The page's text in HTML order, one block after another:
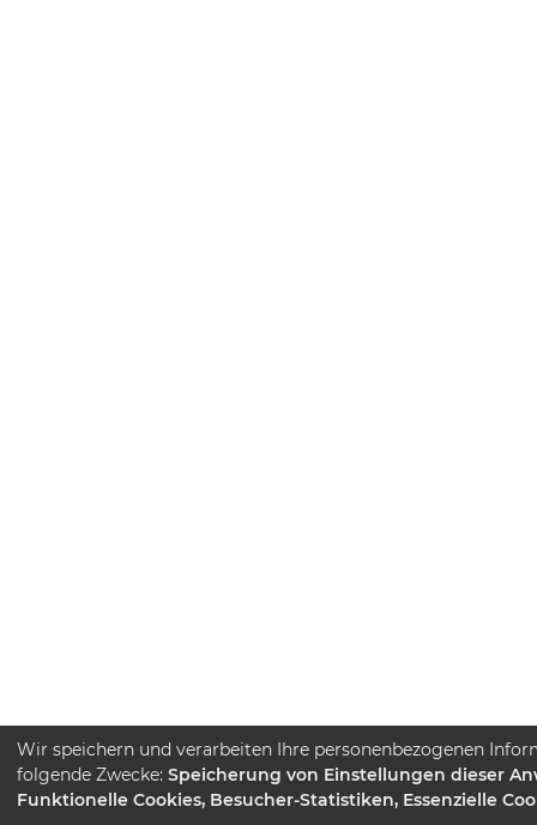
Wir speichern und verarbeiten Ihre personenbezogenen
folgende Zwecke: Speicherung von Einstellungen dieser
Funktionelle Cookies, Besucher-Statistiken, Essenzielle